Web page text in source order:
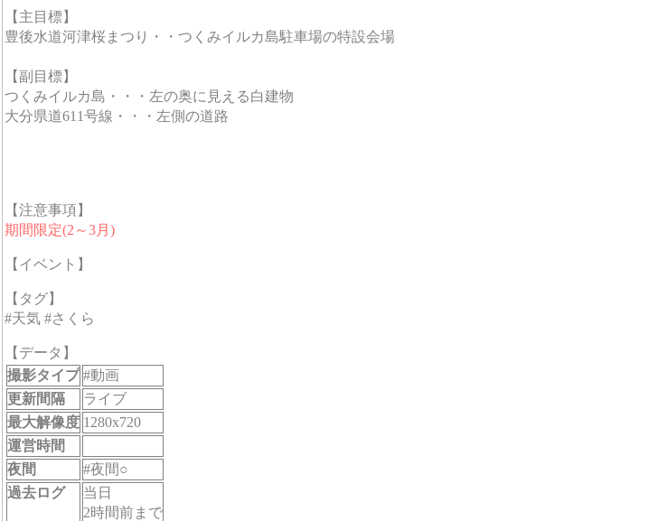
【主目標】
豊後水道河津桜まつり・・つくみイルカ島駐車場の特設会場
【副目標】
つくみイルカ島・・・左の奥に見える白建物
大分県道611号線・・・左側の道路
【注意事項】
期間限定(2～3月)
【イベント】
【タグ】
#天気 #さくら
【データ】
撮影タイプ #動画
更新間隔
ライブ
最大解像度 1280x720
運営時間
夜間
#夜間○
過去ログ
当日
2時間前まで